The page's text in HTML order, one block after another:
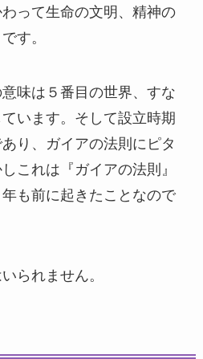
って生命の文明、精神の
す。
味は５番目の世界、すな
います。そして設立時期
り、ガイアの法則にピタ
これは『ガイアの法則』
も前に起きたことなので
られません。